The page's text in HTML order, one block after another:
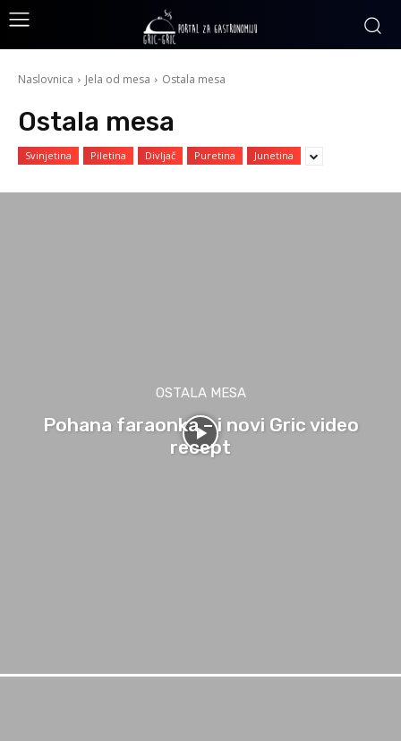
Naslovnica Jela od mesa Ostala mesa
Ostala mesa
Svinjetina Piletina Divljač Puretina Junetina
OSTALA MESA
Pohana faraonka – i novi Gric video
recept